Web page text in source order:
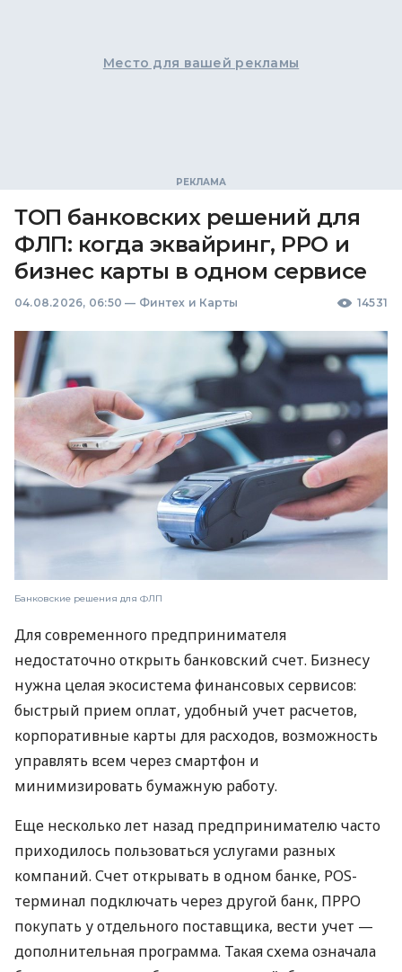
Место для вашей рекламы
ТОП банковских решений для
ФЛП: когда эквайринг, РРО и
бизнес карты в одном сервисе
04.08.2026, 06:50 — Финтех и Карты 14531
Банковские решения для ФЛП
Для современного предпринимателя
недостаточно открыть банковский счет. Бизнесу
нужна целая экосистема финансовых сервисов:
быстрый прием оплат, удобный учет расчетов,
корпоративные карты для расходов, возможность
управлять всем через смартфон и
минимизировать бумажную работу.
Еще несколько лет назад предпринимателю часто
приходилось пользоваться услугами разных
компаний. Счет открывать в одном банке, POS-
терминал подключать через другой банк, ПРРО
покупать у отдельного поставщика, вести учет —
дополнительная программа. Такая схема означала